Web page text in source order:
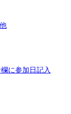
に参加日記入